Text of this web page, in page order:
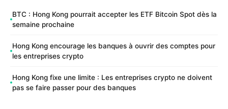
BTC : Hong Kong pourrait accepter les ETF Bitcoin Spot dès la
semaine prochaine
Hong Kong encourage les banques à ouvrir des comptes pour
les entreprises crypto
Hong Kong fixe une limite : Les entreprises crypto ne doivent
pas se faire passer pour des banques